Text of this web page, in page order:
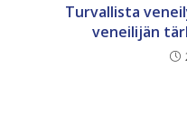
Turvallista
veneilijän